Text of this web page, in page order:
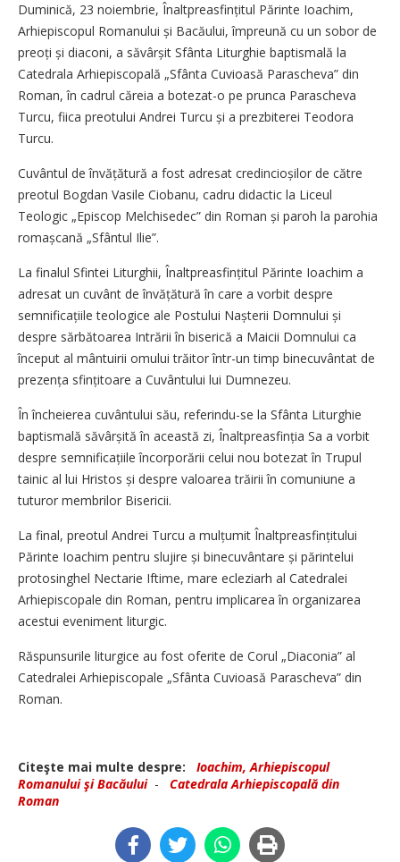
Duminică, 23 noiembrie, Înaltpreasfințitul Părinte Ioachim,
Arhiepiscopul Romanului și Bacăului, împreună cu un sobor de
preoți și diaconi, a săvârșit Sfânta Liturghie baptismală la
Catedrala Arhiepiscopală „Sfânta Cuvioasă Parascheva” din
Roman, în cadrul căreia a botezat-o pe prunca Parascheva
Turcu, fiica preotului Andrei Turcu și a prezbiterei Teodora
Turcu.
Cuvântul de învățătură a fost adresat credincioșilor de către
preotul Bogdan Vasile Ciobanu, cadru didactic la Liceul
Teologic „Episcop Melchisedec” din Roman și paroh la parohia
romașcană „Sfântul Ilie”.
La finalul Sfintei Liturghii, Înaltpreasfințitul Părinte Ioachim a
adresat un cuvânt de învățătură în care a vorbit despre
semnificațiile teologice ale Postului Nașterii Domnului și
despre sărbătoarea Intrării în biserică a Maicii Domnului ca
început al mântuirii omului trăitor într-un timp binecuvântat de
prezența sfinți­toare a Cuvântului lui Dumnezeu.
În încheierea cuvântului său, referindu-se la Sfânta Liturghie
baptismală săvârșită în această zi, Înaltpreasfinția Sa a vorbit
despre sem­ni­ficațiile încorporării celui nou botezat în Trupul
tainic al lui Hristos și despre valoarea trăirii în comuniune a
tuturor membrilor Bisericii.
La final, preotul Andrei Turcu a mulțumit Înaltpreasfințitului
Părinte Ioachim pentru slujire și binecuvântare și părintelui
protosinghel Nectarie Iftime, mare ecleziarh al Catedralei
Arhiepiscopale din Roman, pentru implicarea în organizarea
acestui eveniment liturgic.
Răspunsurile liturgice au fost oferite de Corul „Diaconia” al
Catedralei Arhiepiscopale „Sfânta Cuvioasă Parascheva” din
Roman.
Citeşte mai multe despre:
Ioachim, Arhiepiscopul
Romanului şi Bacăului- Catedrala Arhiepiscopală din
Roman